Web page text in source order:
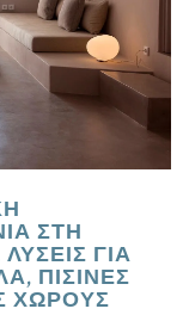
ΣΤΗ
ΓΙΑ
ΠΙΣΊΝΕΣ
ΧΏΡΟΥΣ